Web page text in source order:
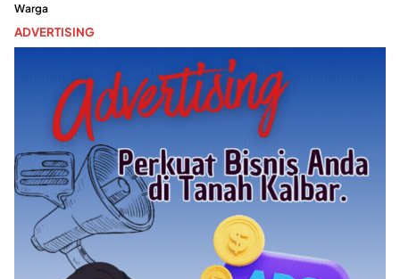
Warga
ADVERTISING